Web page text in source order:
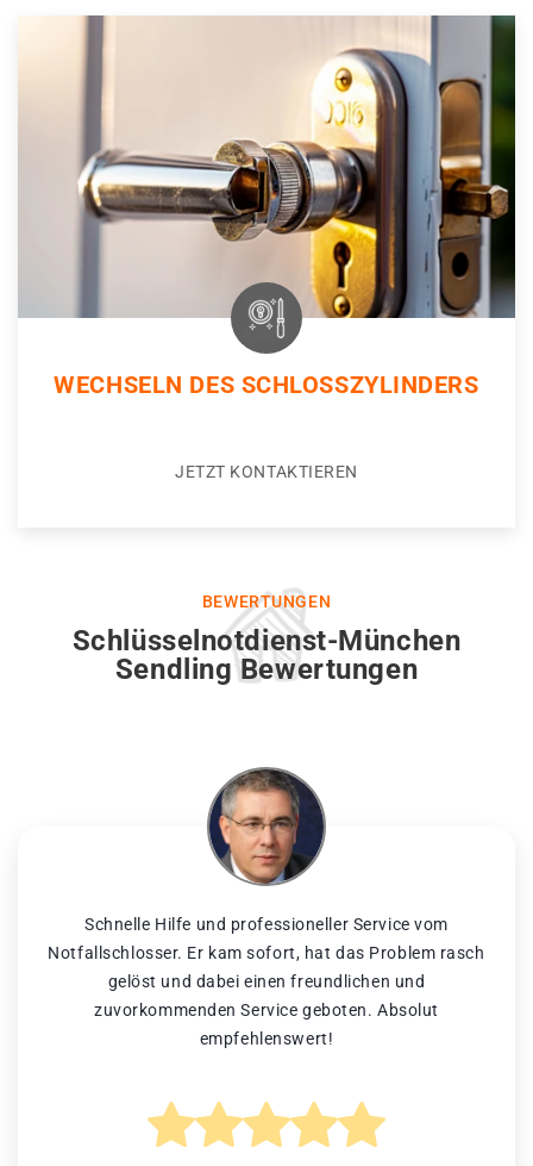
WECHSELN DES SCHLOSSZYLINDERS
JETZT KONTAKTIEREN
BEWERTUNGEN
Schlüsselnotdienst-München
Sendling Bewertungen
Schnelle Hilfe und professioneller Service vom
Notfallschlosser. Er kam sofort, hat das Problem rasch
gelöst und dabei einen freundlichen und
zuvorkommenden Service geboten. Absolut
empfehlenswert!